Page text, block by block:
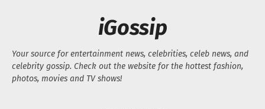
iGossip
Your source for entertainment news, celebrities, celeb news, and
celebrity gossip. Check out the website for the hottest fashion,
photos, movies and TV shows!